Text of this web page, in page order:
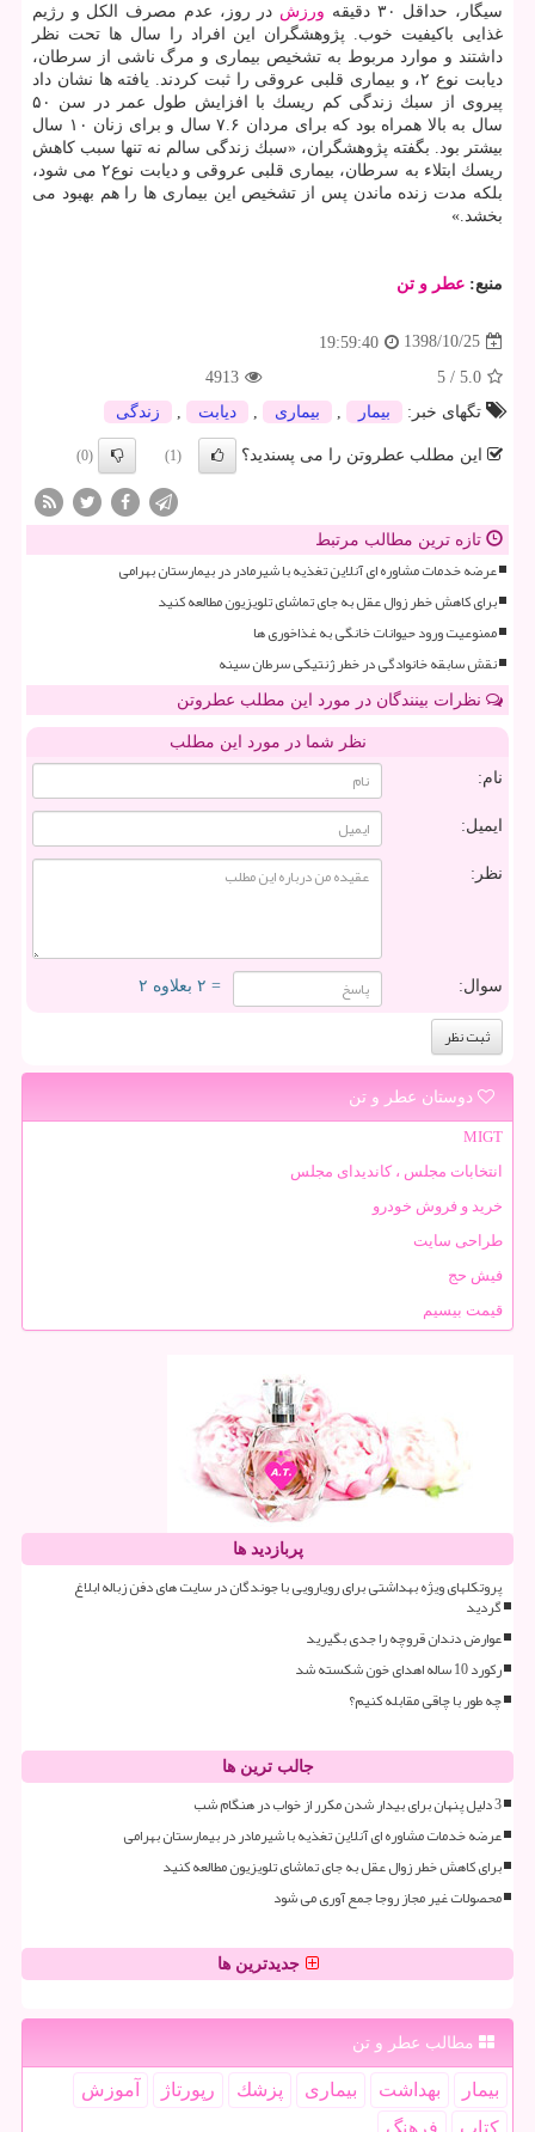
سیگار، حداقل ۳۰ دقیقه
ورزش در روز، عدم مصرف الكل و رژیم
غذایی باكیفیت خوب. پژوهشگران این افراد را سال ها تحت نظر
داشتند و موارد مربوط به تشخیص بیماری و مرگ ناشی از سرطان،
دیابت نوع ۲، و بیماری قلبی عروقی را ثبت كردند. یافته ها نشان داد
پیروی از سبك زندگی كم ریسك با افزایش طول عمر در سن ۵۰
سال به بالا همراه بود كه برای مردان ۷.۶ سال و برای زنان ۱۰ سال
بیشتر بود. بگفته پژوهشگران، «سبك زندگی سالم نه تنها سبب كاهش
ریسك ابتلاء به سرطان، بیماری قلبی عروقی و دیابت نوع۲ می شود،
بلكه مدت زنده ماندن پس از تشخیص این بیماری ها را هم بهبود می
بخشد.»
منبع: عطر و تن
1398/10/25
19:59:40
5.0
/
5
4913
تگهای خبر:
بیمار بیماری دیابت زندگی
این مطلب عطروتن را می پسندید؟ (1)
(0)
تازه ترین مطالب مرتبط
عرضه خدمات مشاوره ای آنلاین تغذیه با شیرمادر در بیمارستان بهرامی
برای کاهش خطر زوال عقل به جای تماشای تلویزیون مطالعه کنید
ممنوعیت ورود حیوانات خانگی به غذاخوری ها
نقش سابقه خانوادگی در خطر ژنتیکی سرطان سینه
نظرات بینندگان در مورد این مطلب عطروتن
نظر شما در مورد این مطلب
نام:
ایمیل:
نظر:
سوال: = ۲ بعلاوه ۲
دوستان عطر و تن
MIGT
انتخابات مجلس ، کاندیدای مجلس
خرید و فروش خودرو
طراحی سایت
فیش حج
قیمت بیسیم
پربازدید ها
پروتکلهای ویژه بهداشتی برای رویارویی با جوندگان در سایت های دفن زباله ابلاغ
گردید
عوارض دندان قروچه را جدی بگیرید
رکورد 10 ساله اهدای خون شکسته شد
چه طور با چاقی مقابله کنیم؟
جالب ترین ها
3 دلیل پنهان برای بیدار شدن مکرر از خواب در هنگام شب
عرضه خدمات مشاوره ای آنلاین تغذیه با شیرمادر در بیمارستان بهرامی
برای کاهش خطر زوال عقل به جای تماشای تلویزیون مطالعه کنید
محصولات غیر مجاز روجا جمع آوری می شود
جدیدترین ها
مطالب عطر و تن
بیمار بهداشت بیماری پزشك رپورتاژ
آموزش
كتاب
فرهنگ